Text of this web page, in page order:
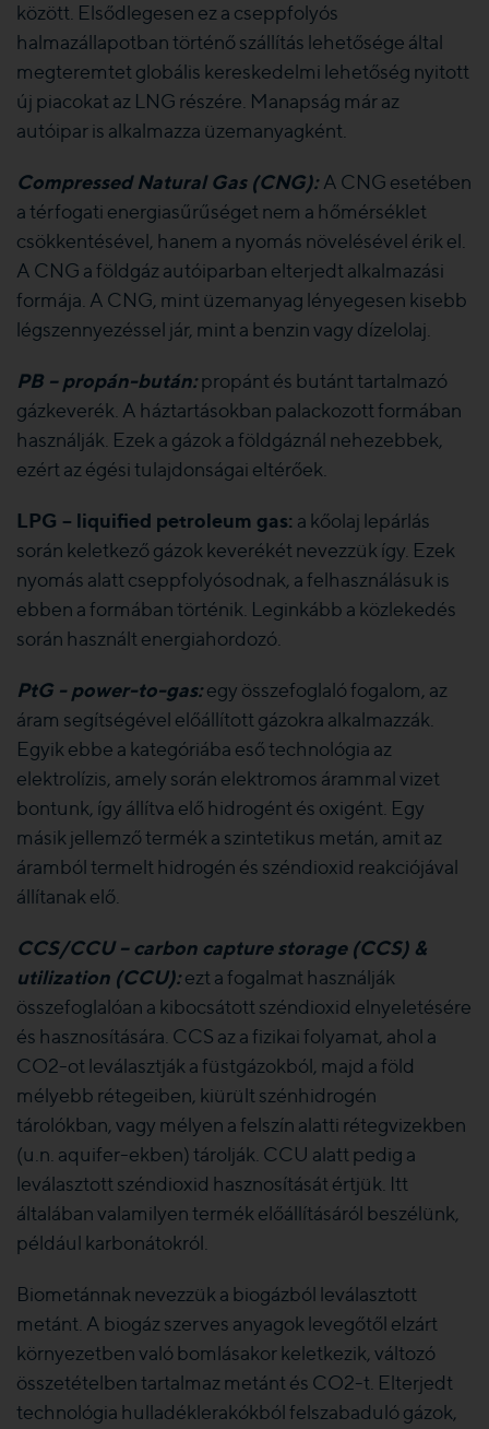
között. Elsődlegesen ez a cseppfolyós
halmazállapotban történő szállítás lehetősége által
megteremtet globális kereskedelmi lehetőség nyitott
új piacokat az LNG részére. Manapság már az
autóipar is alkalmazza üzemanyagként.
Compressed Natural Gas (CNG):A CNG esetében
a térfogati energiasűrűséget nem a hőmérséklet
csökkentésével, hanem a nyomás növelésével érik el.
A CNG a földgáz autóiparban elterjedt alkalmazási
formája. A CNG, mint üzemanyag lényegesen kisebb
légszennyezéssel jár, mint a benzin vagy dízelolaj.
PB – propán-bután:propánt és butánt tartalmazó
gázkeverék. A háztartásokban palackozott formában
használják. Ezek a gázok a földgáznál nehezebbek,
ezért az égési tulajdonságai eltérőek.
LPG – liquified petroleum gas: a kőolaj lepárlás
során keletkező gázok keverékét nevezzük így. Ezek
nyomás alatt cseppfolyósodnak, a felhasználásuk is
ebben a formában történik. Leginkább a közlekedés
során használt energiahordozó.
PtG - power-to-gas:egy összefoglaló fogalom, az
áram segítségével előállított gázokra alkalmazzák.
Egyik ebbe a kategóriába eső technológia az
elektrolízis, amely során elektromos árammal vizet
bontunk, így állítva elő hidrogént és oxigént. Egy
másik jellemző termék a szintetikus metán, amit az
áramból termelt hidrogén és széndioxid reakciójával
állítanak elő.
CCS/CCU – carbon capture storage (CCS) &
utilization (CCU):ezt a fogalmat használják
összefoglalóan a kibocsátott széndioxid elnyeletésére
és hasznosítására. CCS az a fizikai folyamat, ahol a
CO2-ot leválasztják a füstgázokból, majd a föld
mélyebb rétegeiben, kiürült szénhidrogén
tárolókban, vagy mélyen a felszín alatti rétegvizekben
(u.n. aquifer-ekben) tárolják. CCU alatt pedig a
leválasztott széndioxid hasznosítását értjük. Itt
általában valamilyen termék előállításáról beszélünk,
például karbonátokról.
Biometánnak nevezzük a biogázból leválasztott
metánt. A biogáz szerves anyagok levegőtől elzárt
környezetben való bomlásakor keletkezik, változó
összetételben tartalmaz metánt és CO2-t. Elterjedt
technológia hulladéklerakókból felszabaduló gázok,